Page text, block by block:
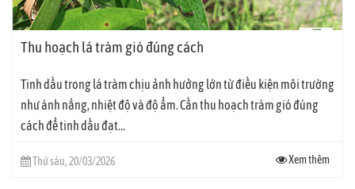
Thu hoạch lá tràm gió đúng cách
Tinh dầu trong lá tràm chịu ảnh hưởng lớn từ điều kiện môi trường
như ánh nắng, nhiệt độ và độ ẩm. Cần thu hoạch tràm gió đúng
cách để tinh dầu đạt...
Thứ sáu, 20/03/2026 Xem thêm